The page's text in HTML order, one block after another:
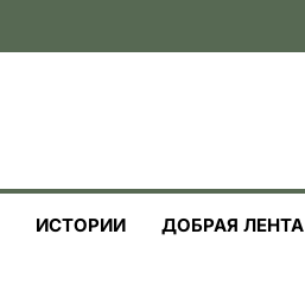
ИСТОРИИ ДОБРАЯ ЛЕНТА